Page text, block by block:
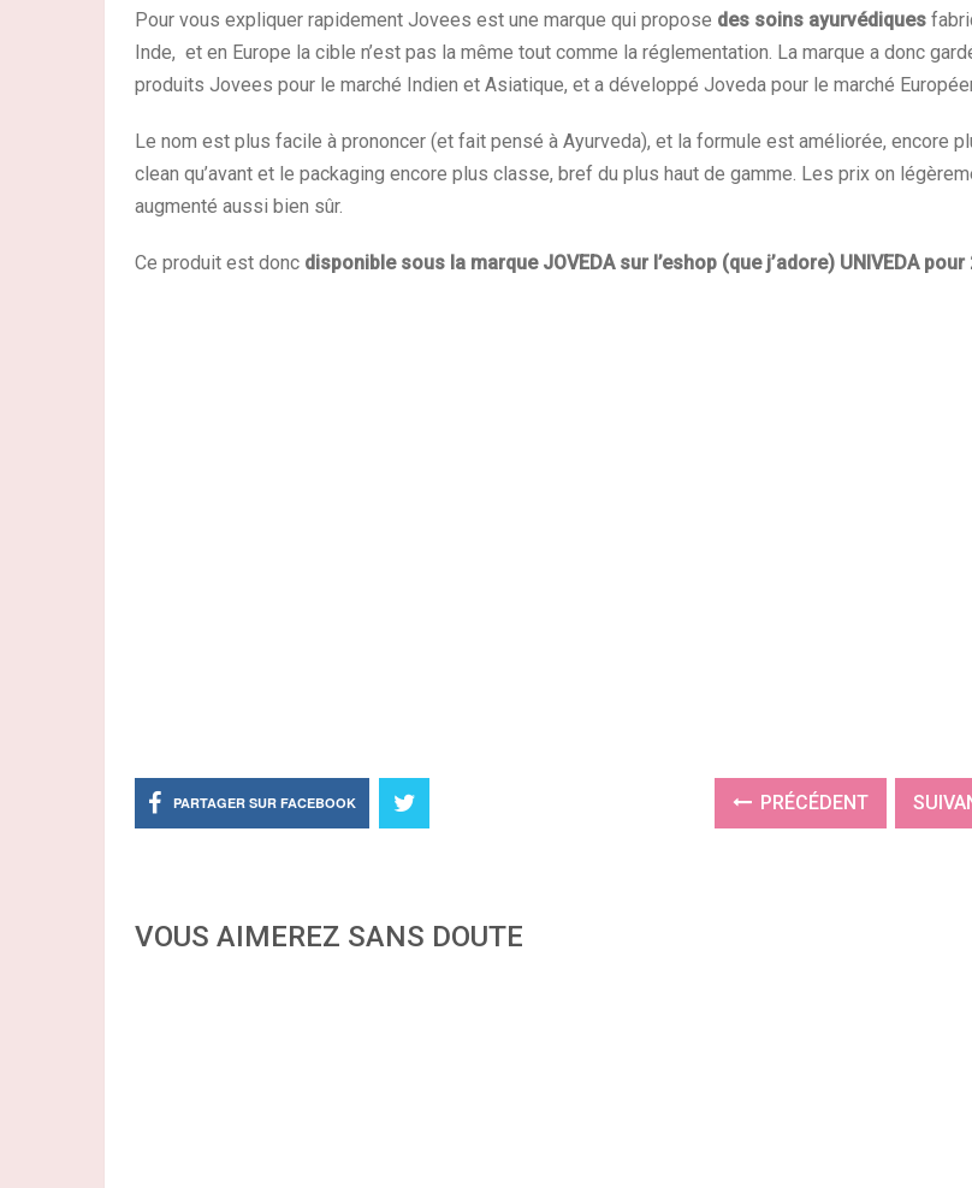
Pour vous expliquer rapidement Jovees est une marque qui propose des soins ayurvédiques
Inde, et en Europe la cible n’est pas la même tout comme la réglementation. La marque a donc
produits Jovees pour le marché Indien et Asiatique, et a développé Joveda pour le marché
Le nom est plus facile à prononcer (et fait pensé à Ayurveda), et la formule est améliorée, encore
clean qu’avant et le packaging encore plus classe, bref du plus haut de gamme. Les prix on
augmenté aussi bien sûr.
Ce produit est donc disponible sous la marque JOVEDA sur l’eshop (que j’adore) UNIVEDA pour
PARTAGER SUR FACEBOOK PRÉCÉDENT
VOUS AIMEREZ SANS DOUTE